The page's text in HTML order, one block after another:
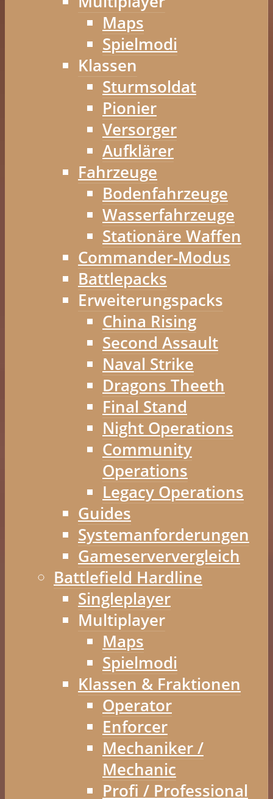
Maps
Spielmodi
Klassen
Sturmsoldat
Pionier
Versorger
Aufklärer
Fahrzeuge
Bodenfahrzeuge
Wasserfahrzeuge
Stationäre Waffen
Commander-Modus
Battlepacks
Erweiterungspacks
China Rising
Second Assault
Naval Strike
Dragons Theeth
Final Stand
Night Operations
Community
Operations
Legacy Operations
Guides
Systemanforderungen
Gameserververgleich
Battlefield Hardline
Singleplayer
Multiplayer
Maps
Spielmodi
Klassen & Fraktionen
Operator
Enforcer
Mechaniker /
Mechanic
Profi / Professional